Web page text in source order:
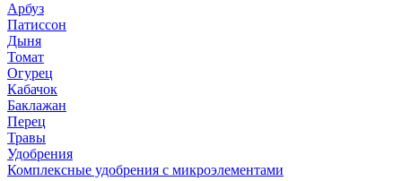
Арбуз
Патиссон
Дыня
Томат
Огурец
Кабачок
Баклажан
Перец
Травы
Удобрения
Комплексные удобрения с микроэлементами